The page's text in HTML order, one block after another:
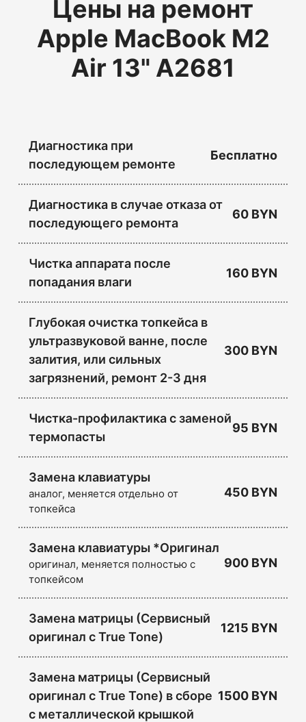
Цены на ремонт
Apple MacBook M2
Air 13" A2681
Диагностика при
последующем ремонте
Бесплатно
Диагностика в случае отказа от
последующего ремонта
60 BYN
Чистка аппарата после
попадания влаги
160 BYN
Глубокая очистка топкейса в
ультразвуковой ванне, после
залития, или сильных
загрязнений, ремонт 2-3 дня
300 BYN
Чистка-профилактика с заменой
термопасты
95 BYN
Замена клавиатуры
аналог, меняется отдельно от
топкейса
450 BYN
Замена клавиатуры *Оригинал
оригинал, меняется полностью с
топкейсом
900 BYN
Замена матрицы (Сервисный
оригинал с True Tone)
1215 BYN
Замена матрицы (Сервисный
оригинал с True Tone) в сборе
с металлической крышкой
1500 BYN